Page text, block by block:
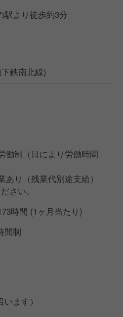
駅より徒歩約3分
鉄南北線)
働制（日により労働時間
り（残業代別途支給）
さい。
時間 (1ヶ月当たり)
間制
ます）